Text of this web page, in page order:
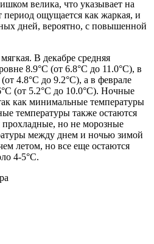
велика, что указывает на
период ощущается как жаркая, и
дней, вероятно, с повышенной
В декабре средняя
8.9°C (от 6.8°C до 11.0°C), в
4.8°C до 9.2°C), а в феврале
(от 5.2°C до 10.0°C). Ночные
как минимальные температуры
температуры также остаются
но не морозные
между днем и ночью зимой
летом, но все еще остаются
4-5°C.